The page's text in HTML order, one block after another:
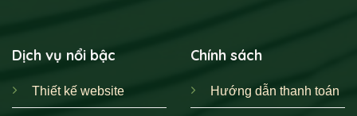
Dịch vụ nổi bậc
Thiết kế website
Chính sách
Hướng dẫn thanh toán